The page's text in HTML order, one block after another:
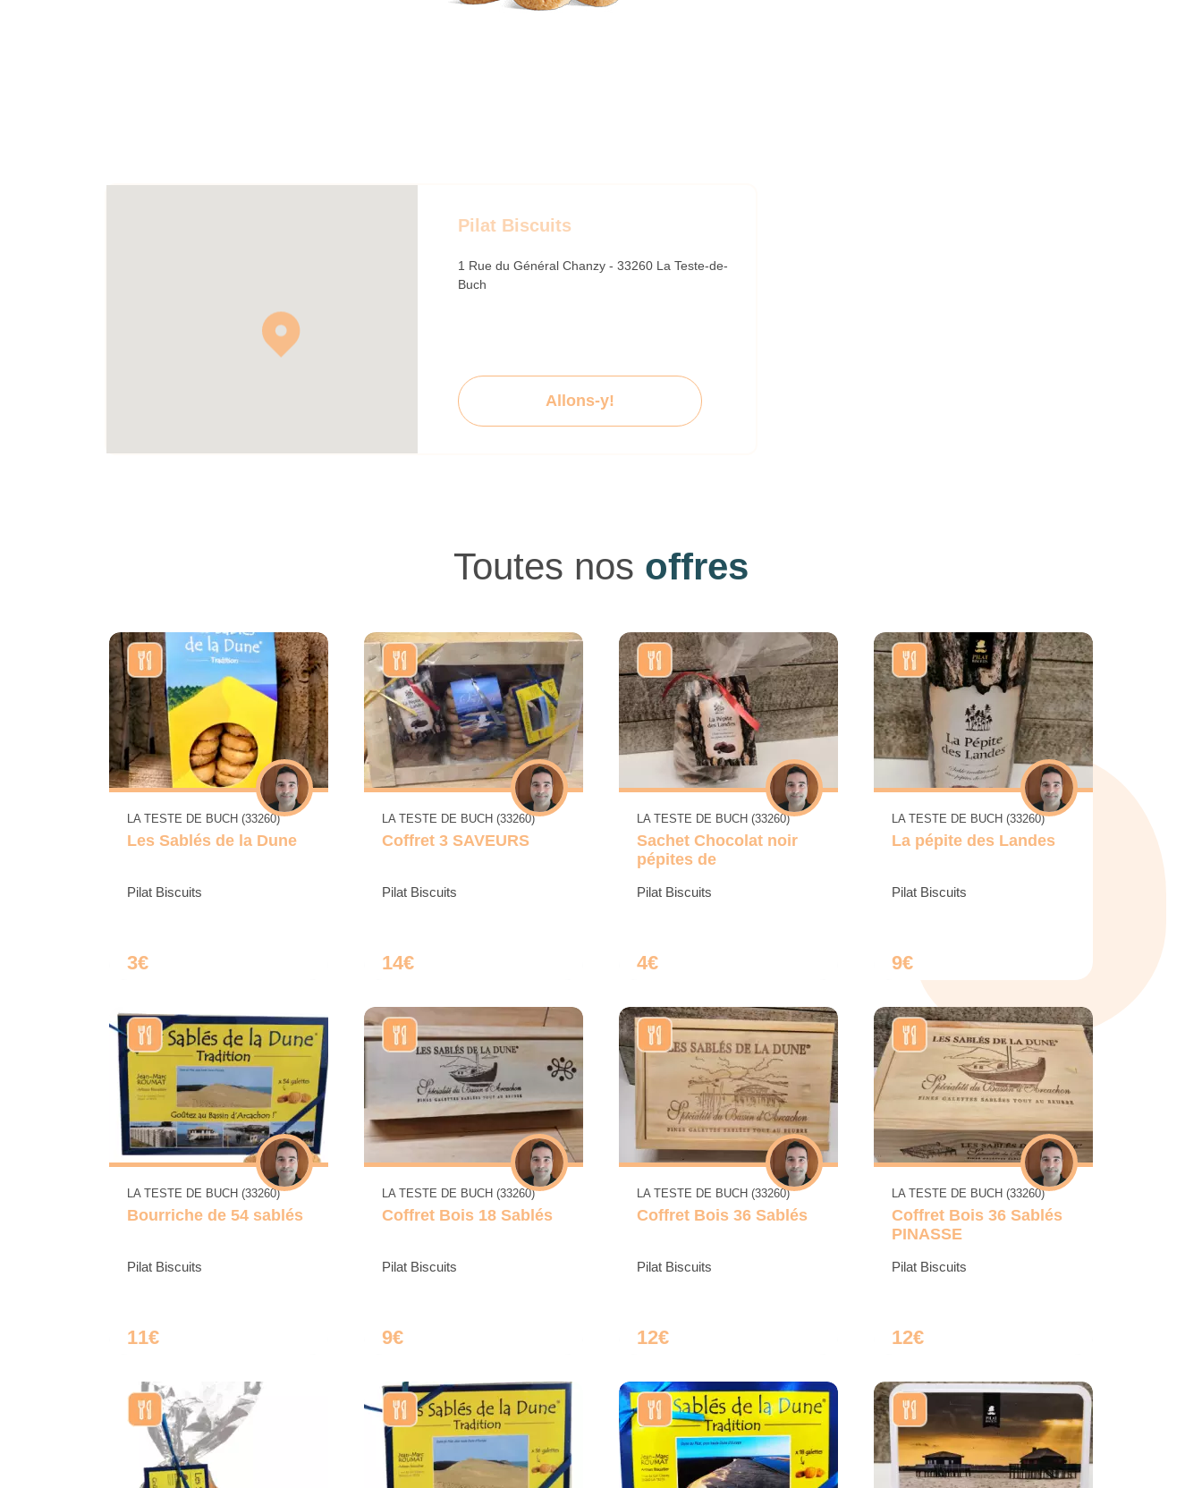
Pilat Biscuits
1 Rue du Général Chanzy - 33260 La Teste-de-
Buch
Allons-y!
Toutes nos offres
LA TESTE DE BUCH (33260)
Les Sablés de la Dune
Pilat Biscuits
3€
LA TESTE DE BUCH (33260)
Coffret 3 SAVEURS
Pilat Biscuits
14€
LA TESTE DE BUCH (33260)
Sachet Chocolat noir
pépites de
Pilat Biscuits
4€
LA TESTE DE BUCH (33260)
La pépite des Landes
Pilat Biscuits
9€
LA TESTE DE BUCH (33260)
Bourriche de 54 sablés
Pilat Biscuits
11€
LA TESTE DE BUCH (33260)
Coffret Bois 18 Sablés
Pilat Biscuits
9€
LA TESTE DE BUCH (33260)
Coffret Bois 36 Sablés
Pilat Biscuits
12€
LA TESTE DE BUCH (33260)
Coffret Bois 36 Sablés
PINASSE
Pilat Biscuits
12€